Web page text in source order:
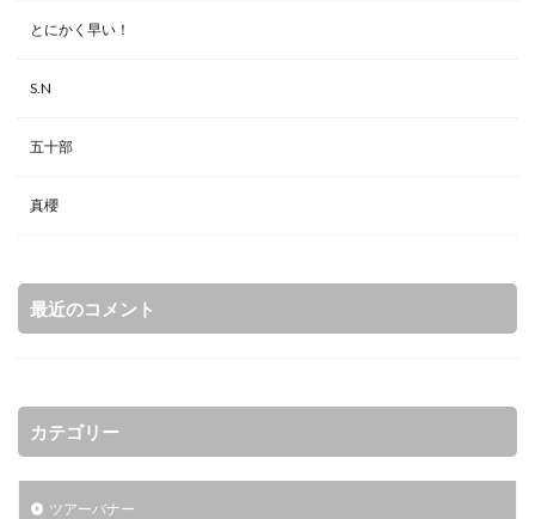
とにかく早い！
S.N
五十部
真櫻
最近のコメント
カテゴリー
ツアーバナー